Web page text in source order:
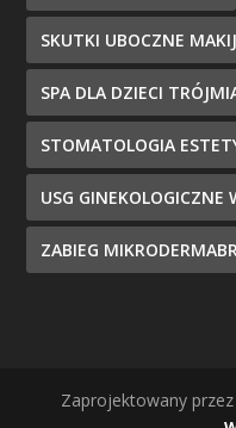
SKUTKI UBOCZNE
SPA DLA DZIECI
STOMATOLOGIA
USG GINEKOLOGICZNE
ZABIEG
Zaprojektowany przez